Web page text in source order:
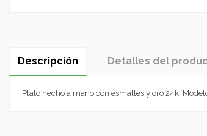
Descripción Detalles del
Plato hecho a mano con esmaltes y oro 24k.